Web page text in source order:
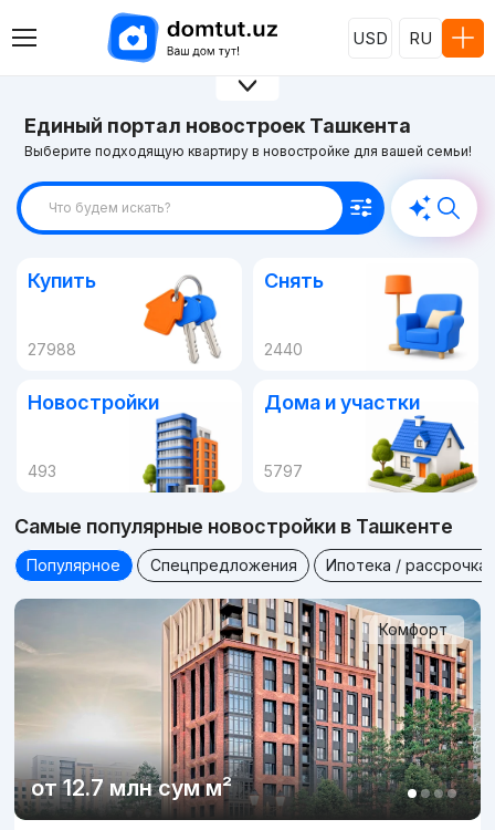
USD RU
Единый портал новостроек Ташкента
Выберите подходящую квартиру в новостройке для вашей семьи!
Что будем искать?
Купить
27988
Снять
2440
Новостройки
493
Дома и участки
5797
Самые популярные новостройки в Ташкенте
Популярное Спецпредложения Ипотека / рассрочка
Комфорт
от12.7 млн сумм²